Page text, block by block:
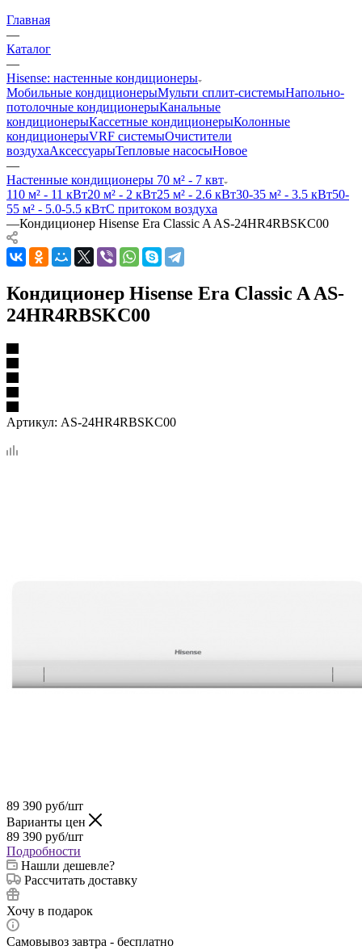
Главная
—
Каталог
—
Hisense: настенные кондиционеры
Мобильные кондиционерыМульти сплит-системыНапольно-
потолочные кондиционерыКанальные
кондиционерыКассетные кондиционерыКолонные
кондиционерыVRF системыОчистители
воздухаАксессуарыТепловые насосыНовое
—
Настенные кондиционеры 70 м² - 7 квт
110 м² - 11 кВт20 м² - 2 кВт25 м² - 2.6 кВт30-35 м² - 3.5 кВт50-
55 м² - 5.0-5.5 кВтС притоком воздуха
—Кондиционер Hisense Era Classic A AS-24HR4RBSKC00
Кондиционер Hisense Era Classic A AS-
24HR4RBSKC00
Артикул: AS-24HR4RBSKC00
89 390 руб/шт
Варианты цен
89 390 руб/шт
Подробности
Нашли дешевле?
Рассчитать доставку
Хочу в подарок
Самовывоз завтра - бесплатно